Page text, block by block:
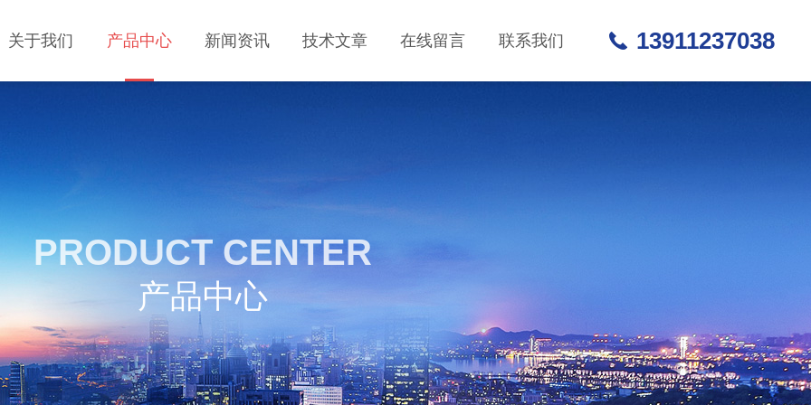
关于我们 产品中心 新闻资讯 技术文章 在线留言 联系我们 13911237038
PRODUCT CENTER
产品中心